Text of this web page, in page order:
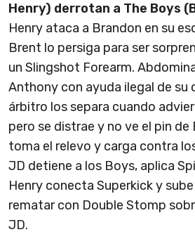
Henry) derrotan a The Boys
Henry ataca a Brandon en su
Brent lo persiga para ser
un Slingshot Forearm.
Anthony con ayuda ilegal de su
árbitro los separa cuando
pero se distrae y no ve el pin de
toma el relevo y carga contra
JD detiene a los Boys, aplica
Henry conecta Superkick y
rematar con Double Stomp
JD.